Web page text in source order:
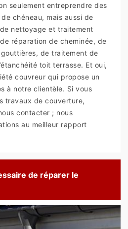
seulement entreprendre des
chéneau, mais aussi de
nettoyage et traitement
réparation de cheminée, de
de traitement de
toit terrasse. Et oui,
couvreur qui propose un
à notre clientèle. Si vous
travaux de couverture,
contacter ; nous
au meilleur rapport
de réparer le